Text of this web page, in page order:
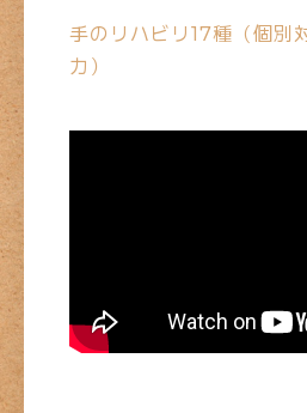
手のリハビリ17種（個別
力）